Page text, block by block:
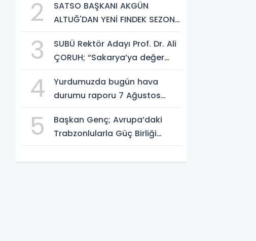
2
SATSO BAŞKANI AKGÜN
ALTUĞ'DAN YENİ FINDEK SEZONU
3
SUBÜ Rektör Adayı Prof. Dr. Ali
ÇORUH; “Sakarya’ya değer
etmek istiyorum”
4
Yurdumuzda bugün hava
durumu raporu 7 Ağustos
5
Başkan Genç; Avrupa’daki
Trabzonlularla Güç Birliği